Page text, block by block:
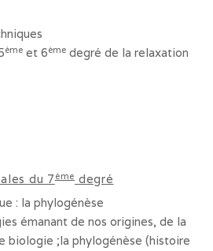
ème et 6ème degré de la relaxation
du 7ème degré
: la phylogénèse
émanant de nos origines, de la
biologie ;la phylogénèse (histoire